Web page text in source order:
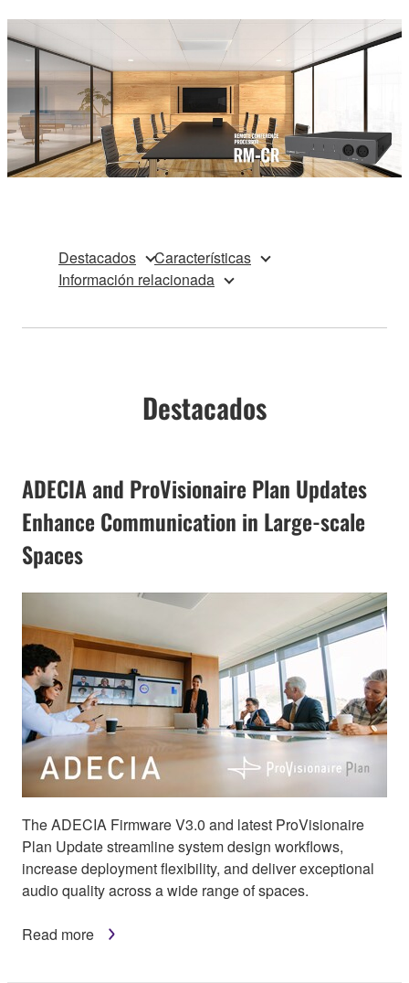
Destacados
Características
Información relacionada
Destacados
ADECIA and ProVisionaire Plan Updates
Enhance Communication in Large-scale
Spaces
The ADECIA Firmware V3.0 and latest ProVisionaire
Plan Update streamline system design workflows,
increase deployment flexibility, and deliver exceptional
audio quality across a wide range of spaces.
Read more